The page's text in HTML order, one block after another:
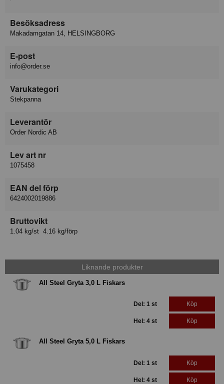
Besöksadress
Makadamgatan 14, HELSINGBORG
E-post
info@order.se
Varukategori
Stekpanna
Leverantör
Order Nordic AB
Lev art nr
1075458
EAN del förp
6424002019886
Bruttovikt
1.04 kg/st 4.16 kg/förp
Liknande produkter
All Steel Gryta 3,0 L Fiskars
Del: 1 st Köp
Hel: 4 st Köp
All Steel Gryta 5,0 L Fiskars
Del: 1 st Köp
Hel: 4 st Köp